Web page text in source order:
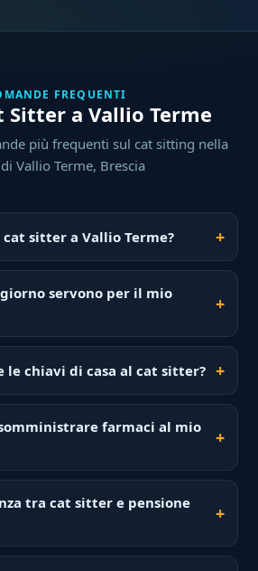
FREQUENTI
Sitter a Vallio Terme
più frequenti sul cat sitting nella
Vallio Terme, Brescia
sitter a Vallio Terme?
servono per il mio
le chiavi di casa al cat sitter?
farmaci al mio
tra cat sitter e pensione